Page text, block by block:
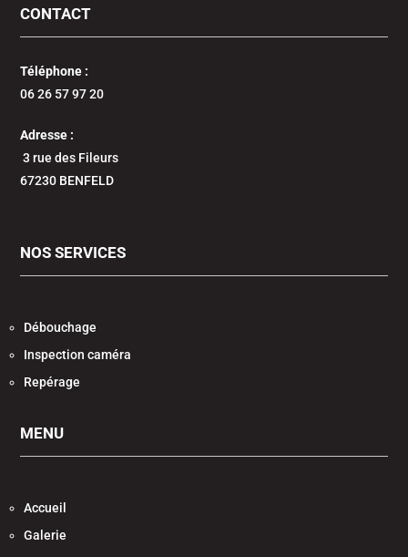
CONTACT
Téléphone :
06 26 57 97 20
Adresse :
3 rue des Fileurs
67230 BENFELD
NOS SERVICES
Débouchage
Inspection caméra
Repérage
MENU
Accueil
Galerie